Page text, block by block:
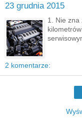
23 grudnia 2015
1. Nie zna
2 komentarze: